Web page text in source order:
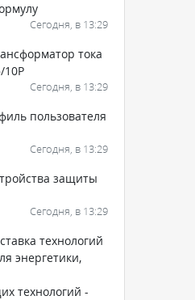
Сегодня, в 13:29
тока
10Р
Сегодня, в 13:29
пользователя
Сегодня, в 13:29
защиты
Сегодня, в 13:29
технологий
энергетики,
технологий -